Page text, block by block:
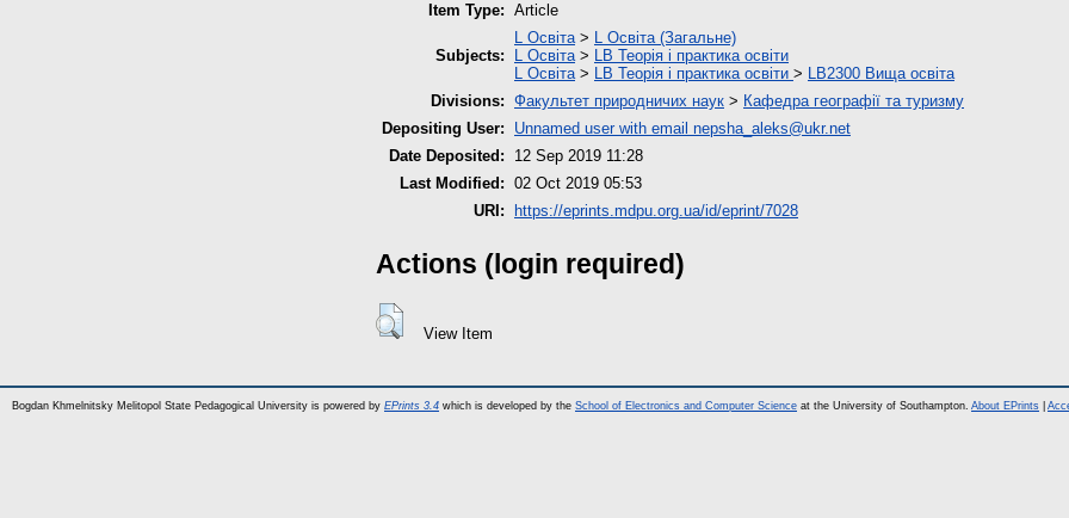
Item Type: Article
Subjects:
L Освіта> L Освіта (Загальне)
L Освіта> LB Теорія і практика освіти
L Освіта> LB Теорія і практика освіти > LB2300 Вища освіта
Divisions: Факультет природничих наук > Кафедра географії та туризму
Depositing User:
Unnamed user with email nepsha_aleks@ukr.net
Date Deposited:
12 Sep 2019 11:28
Last Modified: 02 Oct 2019 05:53
URI:
https://eprints.mdpu.org.ua/id/eprint/7028
Actions (login required)
View Item
Bogdan Khmelnitsky Melitopol State Pedagogical University is powered by EPrints 3.4 which is developed by the School of Electronics and Computer Science at the University of Southampton. About EPrints